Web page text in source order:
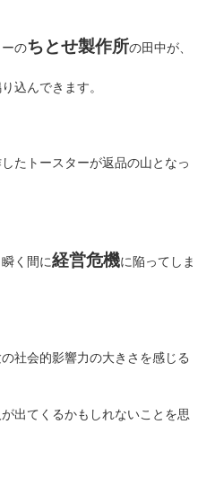
のちとせ製作所の田中が、
込んできます。
たトースターが返品の山となっ
く間に経営危機に陥ってしま
社会的影響力の大きさを感じる
出てくるかもしれないことを思